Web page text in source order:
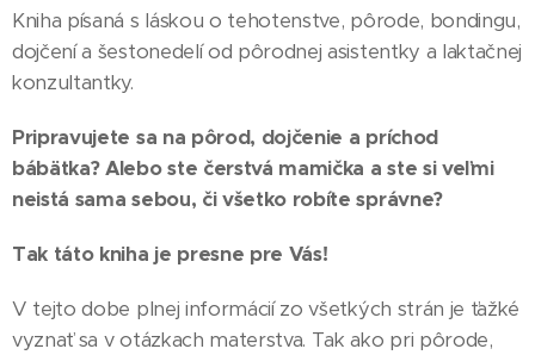
Kniha písaná s láskou o tehotenstve, pôrode, bondingu,
dojčení a šestonedelí od pôrodnej asistentky a laktačnej
konzultantky.
Pripravujete sa na pôrod, dojčenie a príchod
bábätka? Alebo ste čerstvá mamička a ste si veľmi
neistá sama sebou, či všetko robíte správne?
Tak táto kniha je presne pre Vás!
V tejto dobe plnej informácií zo všetkých strán je ťažké
vyznať sa v otázkach materstva. Tak ako pri pôrode,